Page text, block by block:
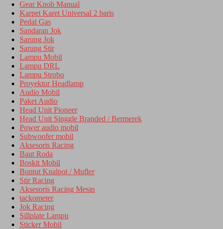
Gear Knob Manual
Karpet Karet Universal 2 baris
Pedal Gas
Sandaran Jok
Sarung Jok
Sarung Stir
Lampu Mobil
Lampu DRL
Lampu Strobo
Proyektor Headlamp
Audio Mobil
Paket Audio
Head Unit Pioneer
Head Unit Singgle Branded / Bermerek
Power audio mobil
Subwoofer mobil
Aksesoris Racing
Baut Roda
Boskit Mobil
Buntut Knalpot / Mufler
Stir Racing
Aksesoris Racing Mesin
tackometer
Jok Racing
Sillplate Lampu
Sticker Mobil